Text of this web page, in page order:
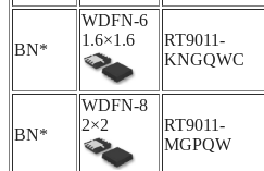
BN*
WDFN-6
1.6×1.6
RT9011-
KNGQWC
BN*
WDFN-8
2×2
RT9011-
MGPQW